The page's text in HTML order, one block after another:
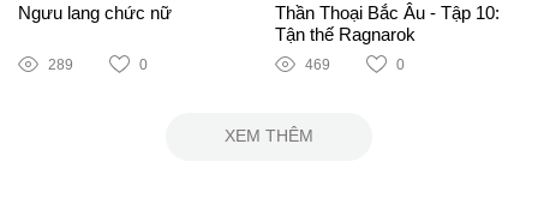
Ngưu lang chức nữ
289 0
Thần Thoại Bắc Âu - Tập 10:
Tận thế Ragnarok
469 0
XEM THÊM